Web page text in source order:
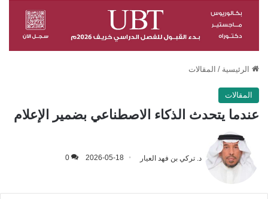
الرئيسية / المقالات
المقالات
عندما يتحدث الذكاء الاصطناعي بضمير الإعلام
د. تركي بن فهد العيار 2026-05-18
0